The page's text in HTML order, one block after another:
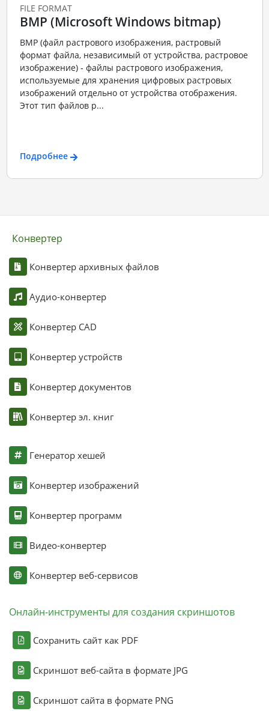
FILE FORMAT
BMP (Microsoft Windows bitmap)
BMP (файл растрового изображения, растровый
формат файла, независимый от устройства, растровое
изображение) - файлы растрового изображения,
используемые для хранения цифровых растровых
изображений отдельно от устройства отображения.
Этот тип файлов р...
Подробнее
Конвертер
Конвертер архивных файлов
Аудио-конвертер
Конвертер CAD
Конвертер устройств
Конвертер документов
Конвертер эл. книг
Генератор хешей
Конвертер изображений
Конвертер программ
Видео-конвертер
Конвертер веб-сервисов
Онлайн-инструменты для создания скриншотов
Сохранить сайт как PDF
Скриншот веб-сайта в формате JPG
Скриншот сайта в формате PNG